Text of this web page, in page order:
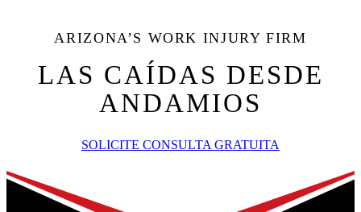
ARIZONA’S WORK INJURY FIRM
LAS CAÍDAS DESDE
ANDAMIOS
SOLICITE CONSULTA GRATUITA